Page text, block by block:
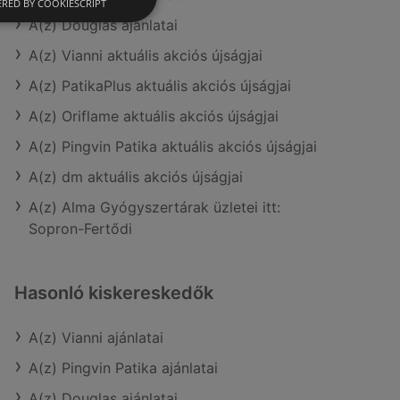
A(z) Douglas ajánlatai
A(z) Vianni aktuális akciós újságjai
A(z) PatikaPlus aktuális akciós újságjai
A(z) Oriflame aktuális akciós újságjai
A(z) Pingvin Patika aktuális akciós újságjai
A(z) dm aktuális akciós újságjai
A(z) Alma Gyógyszertárak üzletei itt:
Sopron-Fertődi
Hasonló kiskereskedők
A(z) Vianni ajánlatai
A(z) Pingvin Patika ajánlatai
BY COOKIESCRIPT